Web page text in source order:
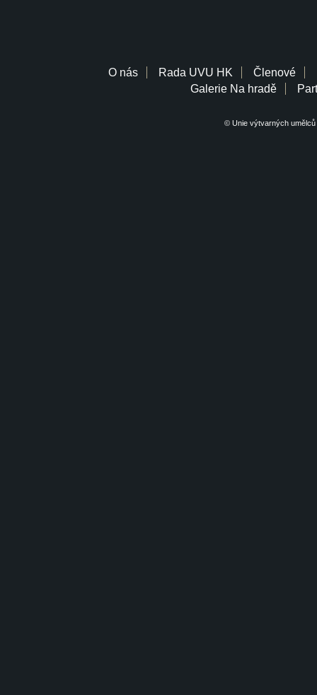
O nás Rada UVU HK Členové
Galerie Na hradě
© Unie výtvarných